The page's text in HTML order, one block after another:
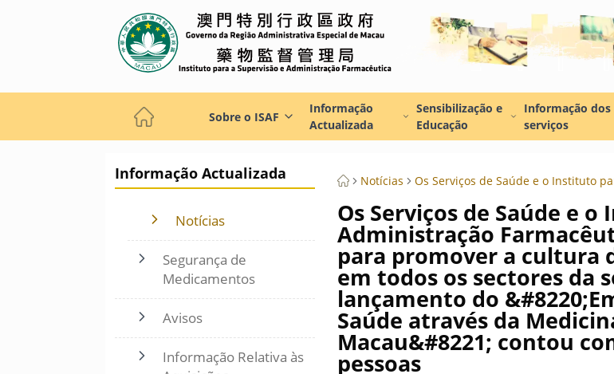
Sobre o ISAF
Informação
Actualizada
Sensibilização e
Educação
Informação dos
serviços
Informação Actualizada
Notícias
Segurança de
Medicamentos
Avisos
Informação Relativa às
Notícias
Os Serviços de Saúde e
Administração
para promover a cultura
em todos os sectores da
lançamento do
Saúde através da
Macau&#8221; contou
pessoas